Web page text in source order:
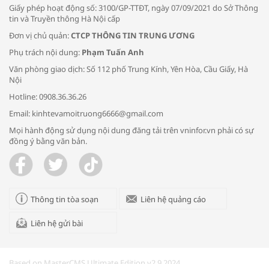
Bác sĩ tư vấn cách phòng tránh bệnh
đường hô hấp trong thời tiết giao mùa
Trao yêu thương cho em
Giấy phép hoạt động số: 3100/GP-TTĐT, ngày 07/09/2021 do Sở Thông
tin và Truyền thông Hà Nội cấp
Đơn vị chủ quản:CTCP THÔNG TIN TRUNG ƯƠNG
Phụ trách nội dung: Phạm Tuấn Anh
Văn phòng giao dịch: Số 112 phố Trung Kính, Yên Hòa, Cầu Giấy, Hà
Nội
Hotline: 0908.36.36.26
Email: kinhtevamoitruong6666@gmail.com
Mọi hành động sử dụng nội dung đăng tải trên vninfor.vn phải có sự
đồng ý bằng văn bản.
Thông tin tòa soạn Liên hệ quảng cáo
Liên hệ gửi bài